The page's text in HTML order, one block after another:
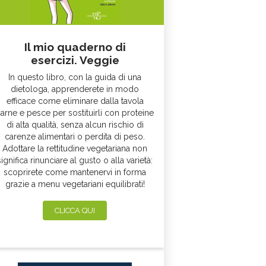
Il mio quaderno di
esercizi. Veggie
In questo libro, con la guida di una
dietologa, apprenderete in modo
efficace come eliminare dalla tavola
e pesce per sostituirli con proteine
di alta qualità, senza alcun rischio di
carenze alimentari o perdita di peso.
Adottare la rettitudine vegetariana non
rinunciare al gusto o alla varietà:
scoprirete come mantenervi in forma
grazie a menu vegetariani equilibrati!
CLICCA QUI